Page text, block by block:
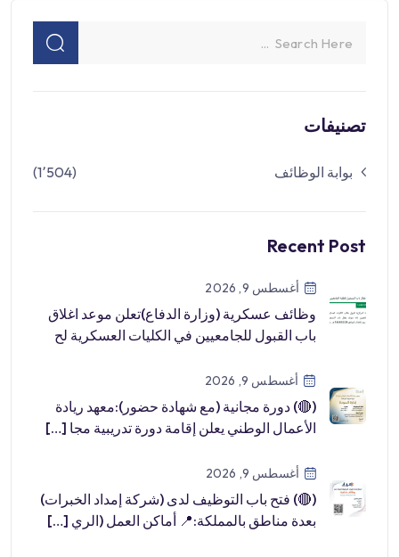
تصنيفات
بوابة الوظائف (1٬504)
Recent Post
أغسطس 9, 2026
وظائف عسكرية (وزارة الدفاع)تعلن موعد اغلاق
باب القبول للجامعيين في الكليات العسكرية لح
أغسطس 9, 2026
(🔴) دورة مجانية (مع شهادة حضور):معهد ريادة
الأعمال الوطني يعلن إقامة دورة تدريبية مجا […]
أغسطس 9, 2026
(🔴) فتح باب التوظيف لدى (شركة إمداد الخبرات)
بعدة مناطق بالمملكة:📍 أماكن العمل (الري […]